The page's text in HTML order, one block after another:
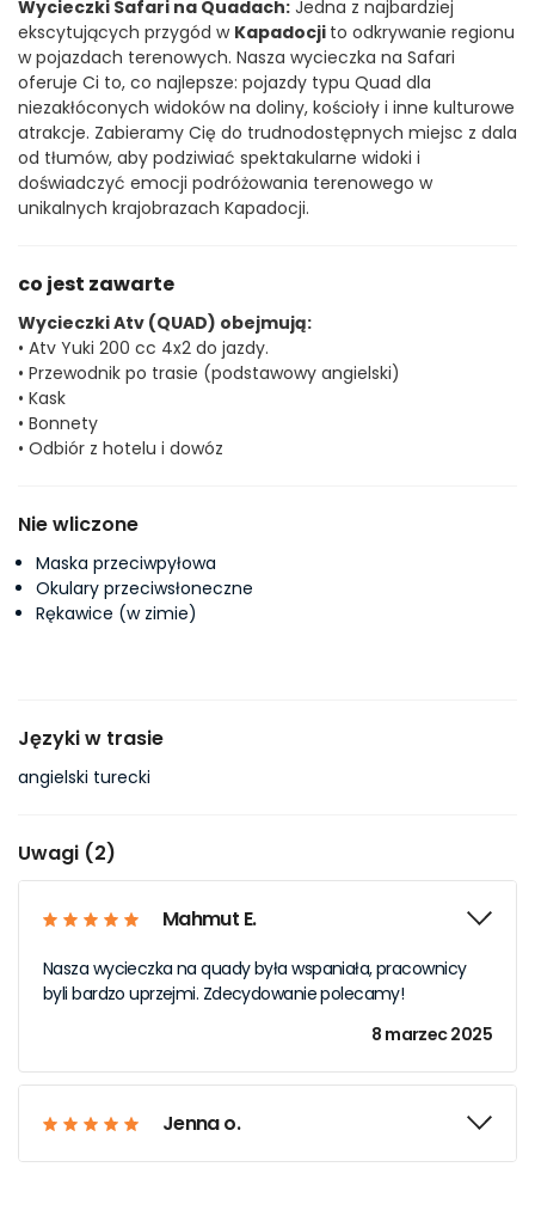
Wycieczki Safari na Quadach: Jedna z najbardziej
ekscytujących przygód w Kapadocji to odkrywanie regionu
w pojazdach terenowych. Nasza wycieczka na Safari
oferuje Ci to, co najlepsze: pojazdy typu Quad dla
niezakłóconych widoków na doliny, kościoły i inne kulturowe
atrakcje. Zabieramy Cię do trudnodostępnych miejsc z dala
od tłumów, aby podziwiać spektakularne widoki i
doświadczyć emocji podróżowania terenowego w
unikalnych krajobrazach Kapadocji.
co jest zawarte
Wycieczki Atv (QUAD) obejmują:
• Atv Yuki 200 cc 4x2 do jazdy.
• Przewodnik po trasie (podstawowy angielski)
• Kask
• Bonnety
• Odbiór z hotelu i dowóz
Nie wliczone
Maska przeciwpyłowa
Okulary przeciwsłoneczne
Rękawice (w zimie)
Języki w trasie
angielski turecki
Uwagi (2)
Mahmut E.
Nasza wycieczka na quady była wspaniała, pracownicy
byli bardzo uprzejmi. Zdecydowanie polecamy!
8 marzec 2025
Jenna o.